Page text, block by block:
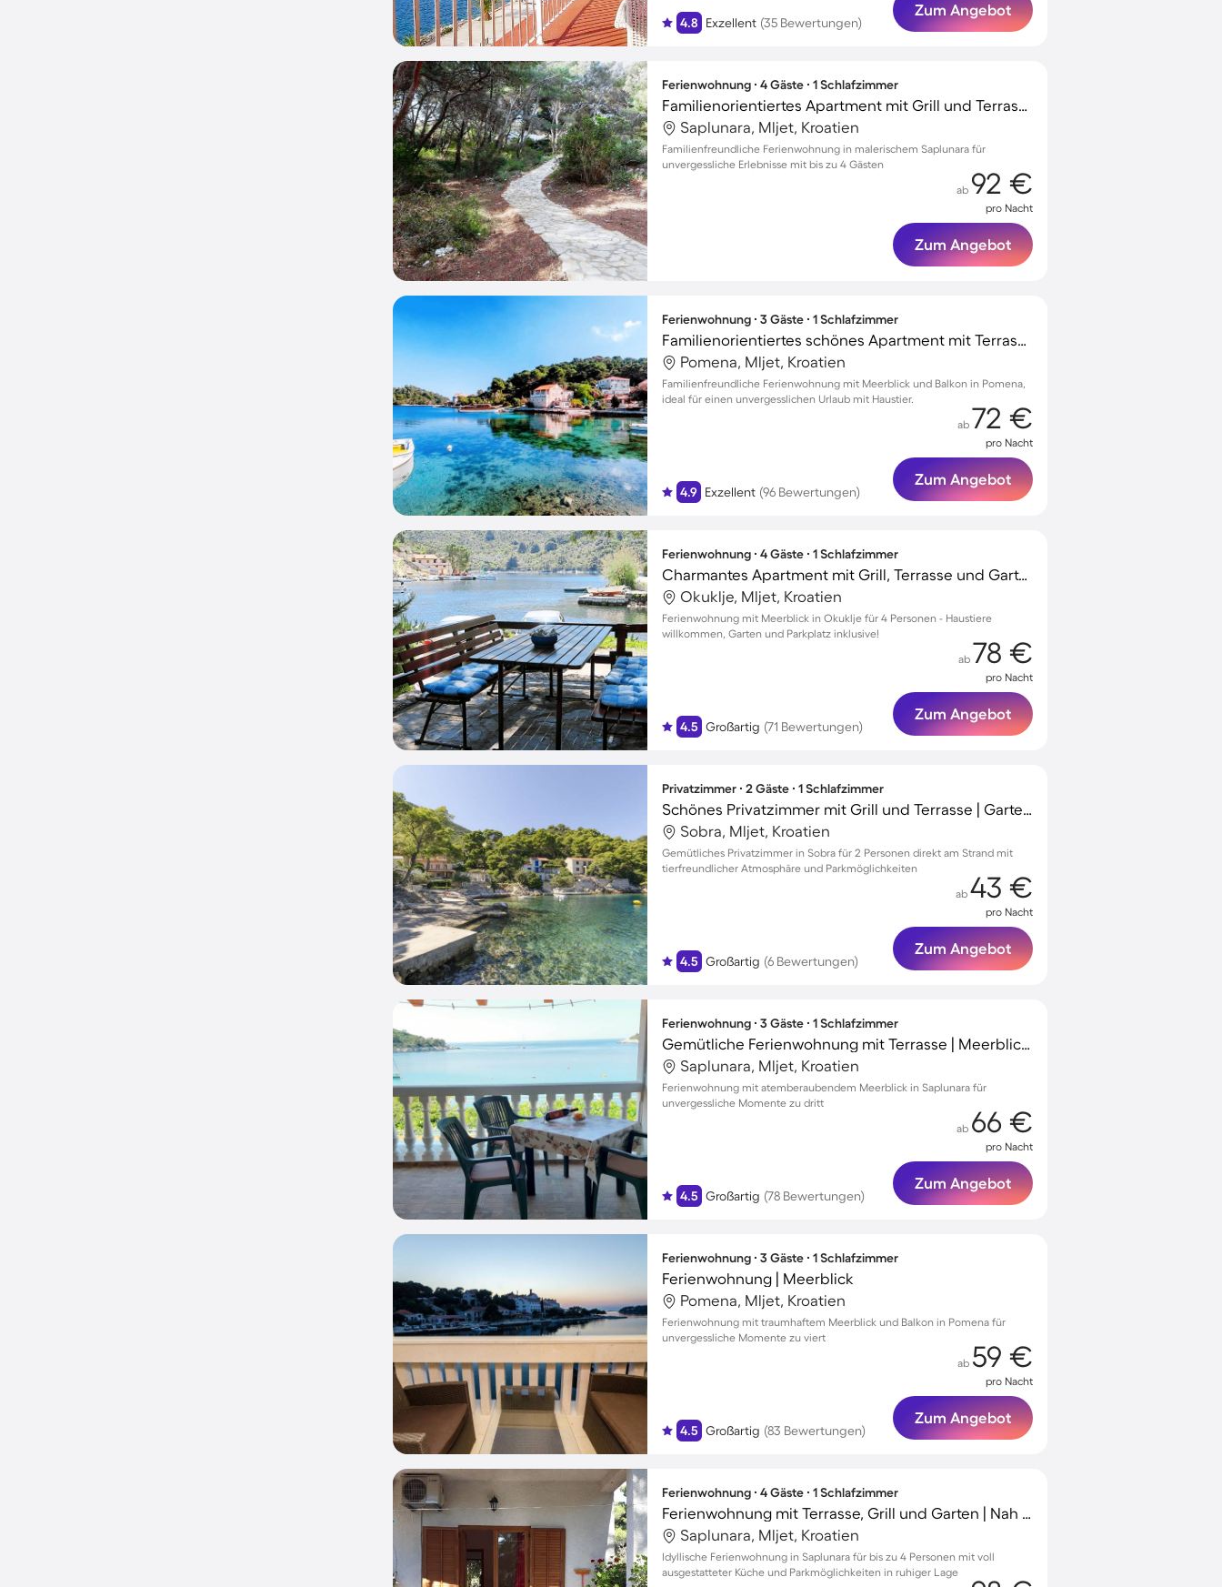
4.8 Exzellent (35 Bewertungen)
Zum Angebot
Ferienwohnung ∙ 4 Gäste ∙ 1 Schlafzimmer
Familienorientiertes Apartment mit Grill und Terrasse | Neben dem Strand
Saplunara, Mljet, Kroatien
Familienfreundliche Ferienwohnung in malerischem Saplunara für
unvergessliche Erlebnisse mit bis zu 4 Gästen
ab 92 €
pro Nacht
Zum Angebot
Ferienwohnung ∙ 3 Gäste ∙ 1 Schlafzimmer
Familienorientiertes schönes Apartment mit Terrasse und Grill | Wasserblick | Haustiere sind willkommen
Pomena, Mljet, Kroatien
Familienfreundliche Ferienwohnung mit Meerblick und Balkon in Pomena,
ideal für einen unvergesslichen Urlaub mit Haustier.
4.9 Exzellent (96 Bewertungen)
ab 72 €
pro Nacht
Zum Angebot
Ferienwohnung ∙ 4 Gäste ∙ 1 Schlafzimmer
Charmantes Apartment mit Grill, Terrasse und Garten | Meerblick | Haustiere sind willkommen
Okuklje, Mljet, Kroatien
Ferienwohnung mit Meerblick in Okuklje für 4 Personen - Haustiere
willkommen, Garten und Parkplatz inklusive!
4.5 Großartig (71 Bewertungen)
ab 78 €
pro Nacht
Zum Angebot
Privatzimmer ∙ 2 Gäste ∙ 1 Schlafzimmer
Schönes Privatzimmer mit Grill und Terrasse | Gartenblick | Haustierfreundlich
Sobra, Mljet, Kroatien
Gemütliches Privatzimmer in Sobra für 2 Personen direkt am Strand mit
tierfreundlicher Atmosphäre und Parkmöglichkeiten
4.5 Großartig (6 Bewertungen)
ab 43 €
pro Nacht
Zum Angebot
Ferienwohnung ∙ 3 Gäste ∙ 1 Schlafzimmer
Gemütliche Ferienwohnung mit Terrasse | Meerblick | Nah am Strand
Saplunara, Mljet, Kroatien
Ferienwohnung mit atemberaubendem Meerblick in Saplunara für
unvergessliche Momente zu dritt
4.5 Großartig (78 Bewertungen)
ab 66 €
pro Nacht
Zum Angebot
Ferienwohnung ∙ 3 Gäste ∙ 1 Schlafzimmer
Ferienwohnung | Meerblick
Pomena, Mljet, Kroatien
Ferienwohnung mit traumhaftem Meerblick und Balkon in Pomena für
unvergessliche Momente zu viert
4.5 Großartig (83 Bewertungen)
ab 59 €
pro Nacht
Zum Angebot
Ferienwohnung ∙ 4 Gäste ∙ 1 Schlafzimmer
Ferienwohnung mit Terrasse, Grill und Garten | Nah am Strand
Saplunara, Mljet, Kroatien
Idyllische Ferienwohnung in Saplunara für bis zu 4 Personen mit voll
ausgestatteter Küche und Parkmöglichkeiten in ruhiger Lage